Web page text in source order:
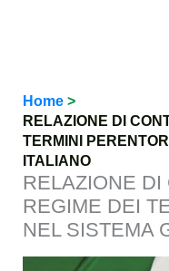
Home
RELAZIONE DI
TERMINI
ITALIANO
RELAZIONE DI
REGIME DEI
NEL SISTEMA